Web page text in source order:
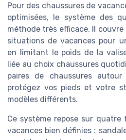
Pour des chaussures de
optimisées, le système des
méthode très efficace. Il couvre
situations de vacances pour
en limitant le poids de la
liée au choix chaussures
paires de chaussures
protégez vos pieds et votre
modèles différents.
Ce système repose sur quatre
vacances bien définies :